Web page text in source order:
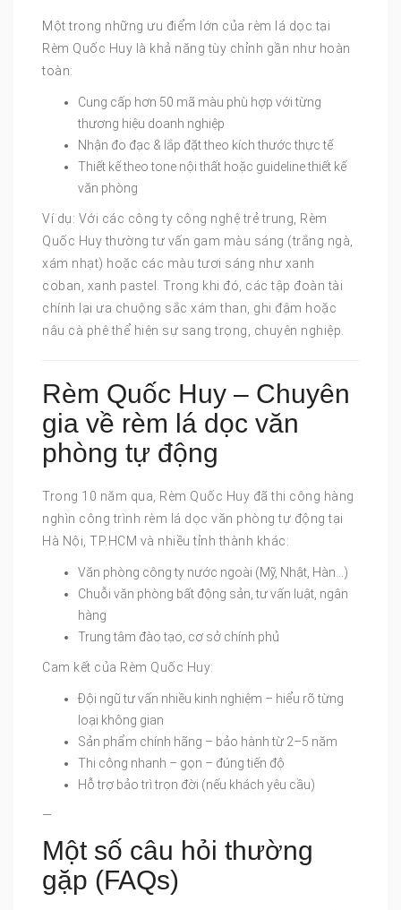
Một trong những ưu điểm lớn của rèm lá dọc tại
Rèm Quốc Huy là khả năng tùy chỉnh gần như hoàn
toàn:
Cung cấp hơn 50 mã màu phù hợp với từng
thương hiệu doanh nghiệp
Nhận đo đạc & lắp đặt theo kích thước thực tế
Thiết kế theo tone nội thất hoặc guideline thiết kế
văn phòng
Ví dụ: Với các công ty công nghệ trẻ trung, Rèm
Quốc Huy thường tư vấn gam màu sáng (trắng ngà,
xám nhạt) hoặc các màu tươi sáng như xanh
coban, xanh pastel. Trong khi đó, các tập đoàn tài
chính lại ưa chuộng sắc xám than, ghi đậm hoặc
nâu cà phê thể hiện sự sang trọng, chuyên nghiệp.
Rèm Quốc Huy – Chuyên
gia về rèm lá dọc văn
phòng tự động
Trong 10 năm qua, Rèm Quốc Huy đã thi công hàng
nghìn công trình rèm lá dọc văn phòng tự động tại
Hà Nội, TP.HCM và nhiều tỉnh thành khác:
Văn phòng công ty nước ngoài (Mỹ, Nhật, Hàn…)
Chuỗi văn phòng bất động sản, tư vấn luật, ngân
hàng
Trung tâm đào tạo, cơ sở chính phủ
Cam kết của Rèm Quốc Huy:
Đội ngũ tư vấn nhiều kinh nghiệm – hiểu rõ từng
loại không gian
Sản phẩm chính hãng – bảo hành từ 2–5 năm
Thi công nhanh – gọn – đúng tiến độ
Hỗ trợ bảo trì trọn đời (nếu khách yêu cầu)
—
Một số câu hỏi thường
gặp (FAQs)